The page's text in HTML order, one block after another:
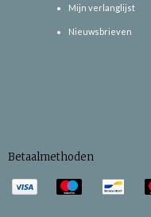
Mijn verlanglijst
Nieuwsbrieven
Betaalmethoden